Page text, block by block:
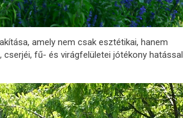
amely nem csak esztétikai, hanem
fű- és virágfelületei jótékony hatással